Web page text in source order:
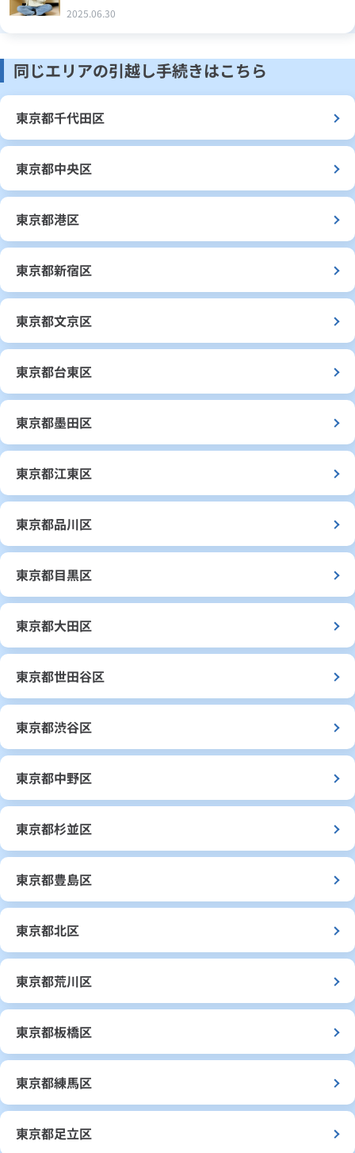
2025.06.30
同じエリアの引越し手続きはこちら
東京都千代田区
東京都中央区
東京都港区
東京都新宿区
東京都文京区
東京都台東区
東京都墨田区
東京都江東区
東京都品川区
東京都目黒区
東京都大田区
東京都世田谷区
東京都渋谷区
東京都中野区
東京都杉並区
東京都豊島区
東京都北区
東京都荒川区
東京都板橋区
東京都練馬区
東京都足立区